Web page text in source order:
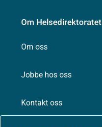
Om Helsedirektoratet
Om oss
Jobbe hos oss
Kontakt oss